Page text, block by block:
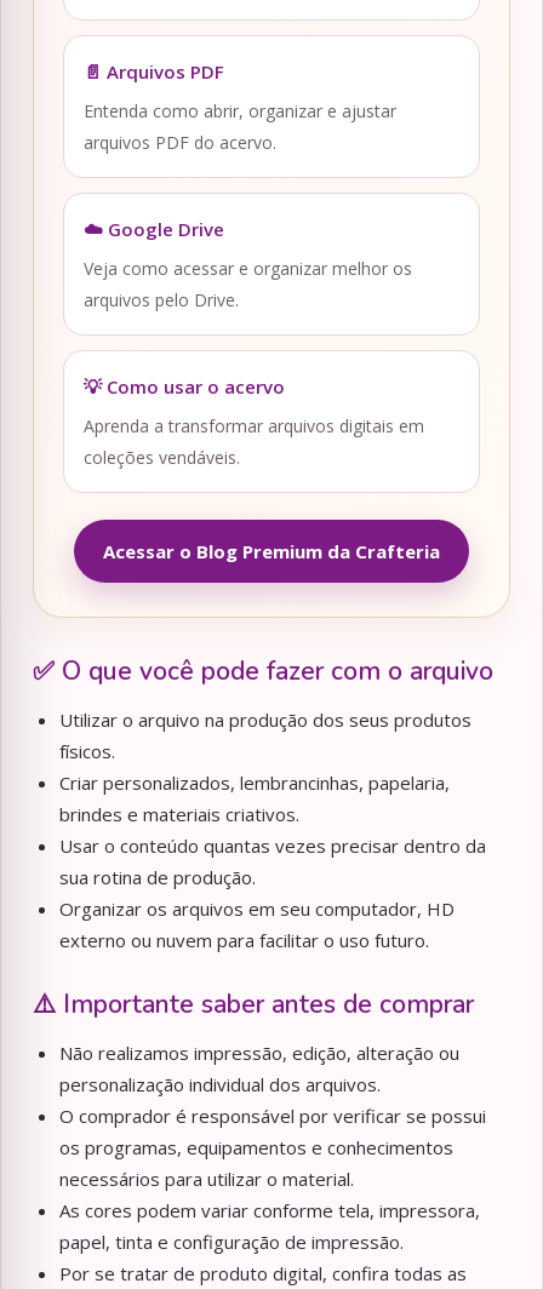
📄 Arquivos PDF
Entenda como abrir, organizar e ajustar
arquivos PDF do acervo.
☁️ Google Drive
Veja como acessar e organizar melhor os
arquivos pelo Drive.
💡 Como usar o acervo
Aprenda a transformar arquivos digitais em
coleções vendáveis.
Acessar o Blog Premium da Crafteria
✅ O que você pode fazer com o arquivo
Utilizar o arquivo na produção dos seus produtos
físicos.
Criar personalizados, lembrancinhas, papelaria,
brindes e materiais criativos.
Usar o conteúdo quantas vezes precisar dentro da
sua rotina de produção.
Organizar os arquivos em seu computador, HD
externo ou nuvem para facilitar o uso futuro.
⚠️ Importante saber antes de comprar
Não realizamos impressão, edição, alteração ou
personalização individual dos arquivos.
O comprador é responsável por verificar se possui
os programas, equipamentos e conhecimentos
necessários para utilizar o material.
As cores podem variar conforme tela, impressora,
papel, tinta e configuração de impressão.
Por se tratar de produto digital, confira todas as